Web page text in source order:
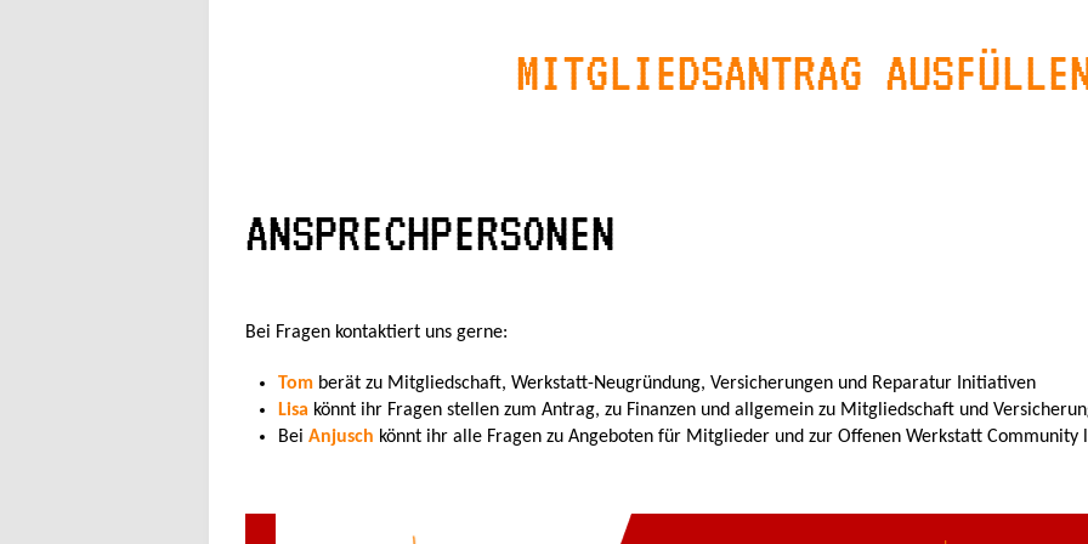
MITGLIEDSANTRAG
ANSPRECHPERSONEN
Bei Fragen kontaktiert uns gerne:
Tom berät zu Mitgliedschaft, Werkstatt-Neugründung, Versicherungen und Reparatur Initiativen
Lisa könnt ihr Fragen stellen zum Antrag, zu Finanzen und allgemein zu Mitgliedschaft und
Bei Anjusch könnt ihr alle Fragen zu Angeboten für Mitglieder und zur Offenen Werkstatt Community